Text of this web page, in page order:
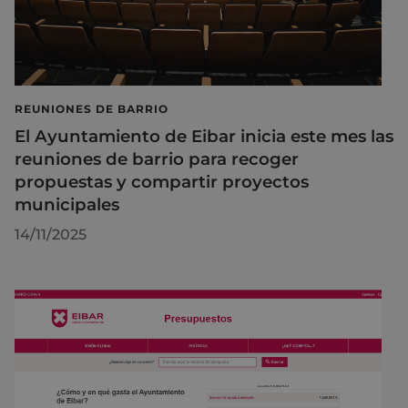
REUNIONES DE BARRIO
El Ayuntamiento de Eibar inicia este mes las
reuniones de barrio para recoger
propuestas y compartir proyectos
municipales
14/11/2025